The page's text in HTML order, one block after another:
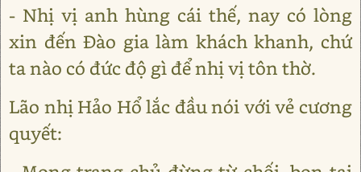
- Nhị vị anh hùng cái thế, nay có lòng
xin đến Đào gia làm khách khanh, chứ
ta nào có đức độ gì để nhị vị tôn thờ.
Lão nhị Hảo Hổ lắc đầu nói với vẻ cương
quyết: